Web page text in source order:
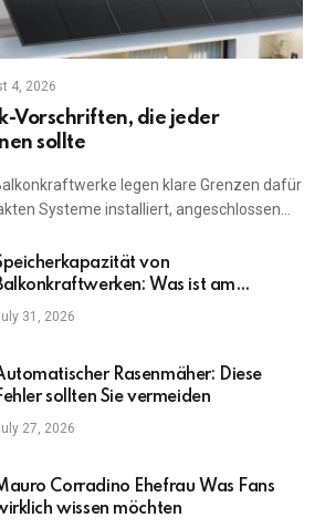
4, 2026
Vorschriften, die jeder
sollte
legen klare Grenzen dafür
Systeme installiert, angeschlossen…
von
Was ist am
wichtigsten?
31, 2026
Rasenmäher: Diese
sollten Sie vermeiden
27, 2026
Corradino Ehefrau Was Fans
wissen möchten